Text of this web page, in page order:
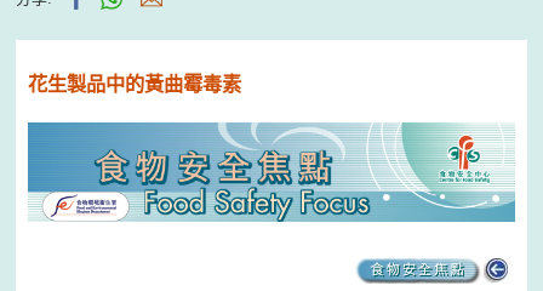
花生製品中的黃曲霉毒素